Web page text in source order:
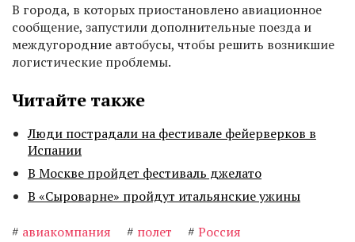
В города, в которых приостановлено авиационное
сообщение, запустили дополнительные поезда и
междугородние автобусы, чтобы решить возникшие
логистические проблемы.
Читайте также
Люди пострадали на фестивале фейерверков в
Испании
В Москве пройдет фестиваль джелато
В «Сыроварне» пройдут итальянские ужины
# авиакомпания # полет # Россия